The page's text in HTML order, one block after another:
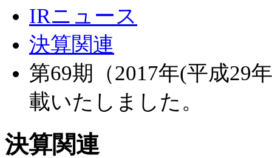
IRニュース
決算関連
第69期（2017年(平成29
載いたしました。
決算関連